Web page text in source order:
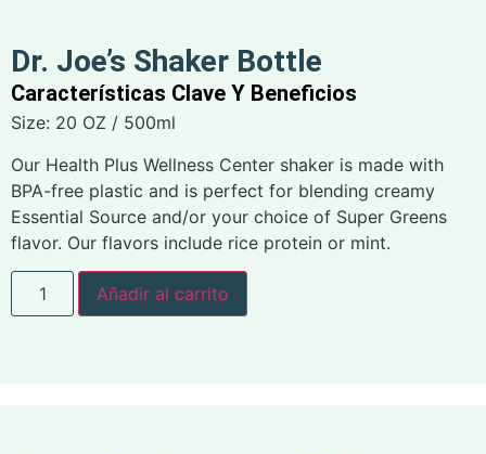
Dr. Joe’s Shaker Bottle
Características Clave Y Beneficios
Size: 20 OZ / 500ml
Our Health Plus Wellness Center shaker is made with
BPA-free plastic and is perfect for blending creamy
Essential Source and/or your choice of Super Greens
flavor. Our flavors include rice protein or mint.
Añadir al carrito